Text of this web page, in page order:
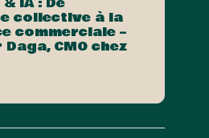
collective à la
commerciale –
CMO chez